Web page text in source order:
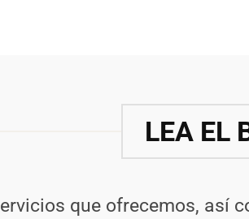
LEA EL
que ofrecemos, así